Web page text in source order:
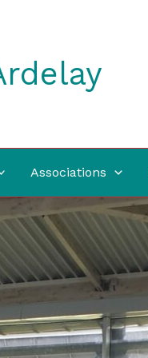
Associations